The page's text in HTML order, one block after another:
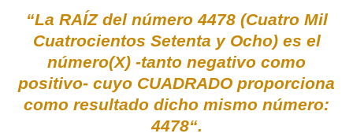
“La RAÍZ del número 4478 (Cuatro Mil
Cuatrocientos Setenta y Ocho) es el
número(X) -tanto negativo como
positivo- cuyo CUADRADO proporciona
como resultado dicho mismo número:
4478“.